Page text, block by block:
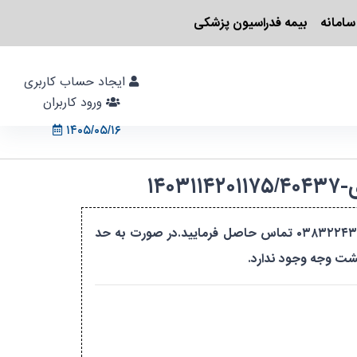
بیمه فدراسیون پزشکی
۱۴۰۵/۰۵/۱۶
دوره مربیگری درجه ۳ بازی و ورزش کودکان - بانوان - استان چهارمحال و بختیاری - جهت اطلاعات بیشتر با شماره ۰۳۸۳۲۲۴۳۱۳۳ تماس حاصل فرمایید.در صورت به حد
وجه وجود ندارد.